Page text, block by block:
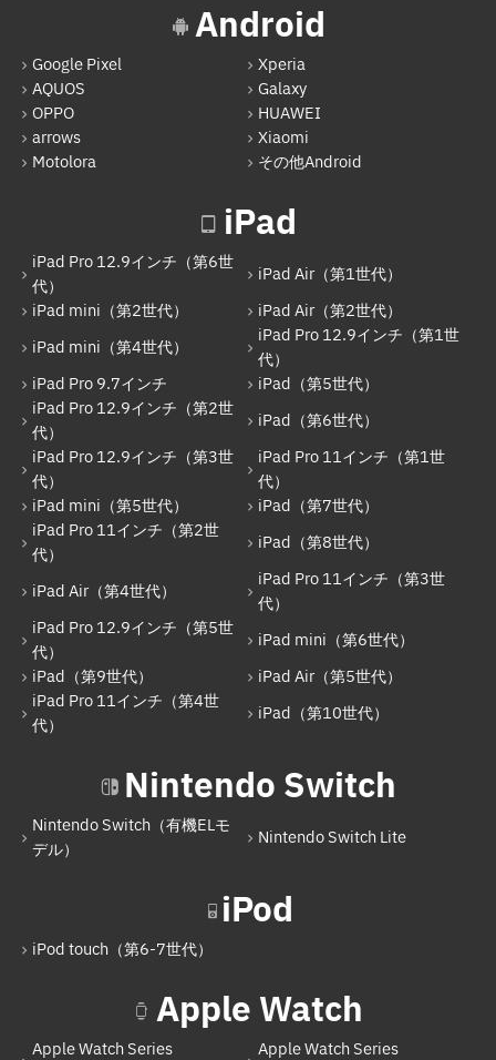
iPad mini（第4世代）
iPad Pro 12.9インチ（第1世代）
iPad Pro 12.9インチ（第3世代）
iPad Pro 11インチ（第1世代）
iPad mini（第5世代）
iPad（第7世代）
iPad Air（第4世代）
iPad Pro 12.9インチ（第5世代）
iPad mini（第6世代）
iPad（第9世代）
iPad Pro 11インチ（第4世代）
Nintendo Switch
iPod touch（第6-7世代）
Apple Watch
Android
Google Pixel
Xperia
AQUOS
Galaxy
OPPO
HUAWEI
arrows
Xiaomi
Motolora
その他Android
iPad
iPad Pro 12.9インチ（第6世
代）
iPad Air（第1世代）
iPad mini（第2世代）
iPad Air（第2世代）
iPad mini（第4世代）
iPad Pro 12.9インチ（第1世
代）
iPad Pro 9.7インチ
iPad（第5世代）
iPad Pro 12.9インチ（第2世
代）
iPad（第6世代）
iPad Pro 12.9インチ（第3世
代）
iPad Pro 11インチ（第1世
代）
iPad mini（第5世代）
iPad（第7世代）
iPad Pro 11インチ（第2世
代）
iPad（第8世代）
iPad Air（第4世代）
iPad Pro 11インチ（第3世
代）
iPad Pro 12.9インチ（第5世
代）
iPad mini（第6世代）
iPad（第9世代）
iPad Air（第5世代）
iPad Pro 11インチ（第4世
代）
iPad（第10世代）
Nintendo Switch
Nintendo Switch（有機ELモ
デル）
Nintendo Switch Lite
iPod
iPod touch（第6-7世代）
Apple Watch
Apple Watch Series Apple Watch Series